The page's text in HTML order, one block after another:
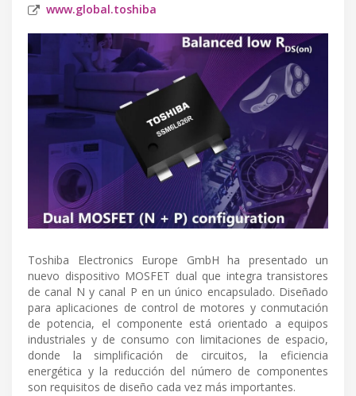
www.global.toshiba
Toshiba Electronics Europe GmbH ha presentado un
nuevo dispositivo MOSFET dual que integra transistores
de canal N y canal P en un único encapsulado. Diseñado
para aplicaciones de control de motores y conmutación
de potencia, el componente está orientado a equipos
industriales y de consumo con limitaciones de espacio,
donde la simplificación de circuitos, la eficiencia
energética y la reducción del número de componentes
son requisitos de diseño cada vez más importantes.